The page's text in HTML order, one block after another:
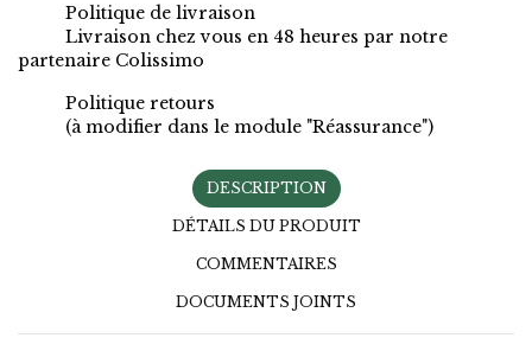
Politique de livraison
Livraison chez vous en 48 heures par notre
partenaire Colissimo
Politique retours
(à modifier dans le module "Réassurance")
DESCRIPTION
DÉTAILS DU PRODUIT
COMMENTAIRES
DOCUMENTS JOINTS